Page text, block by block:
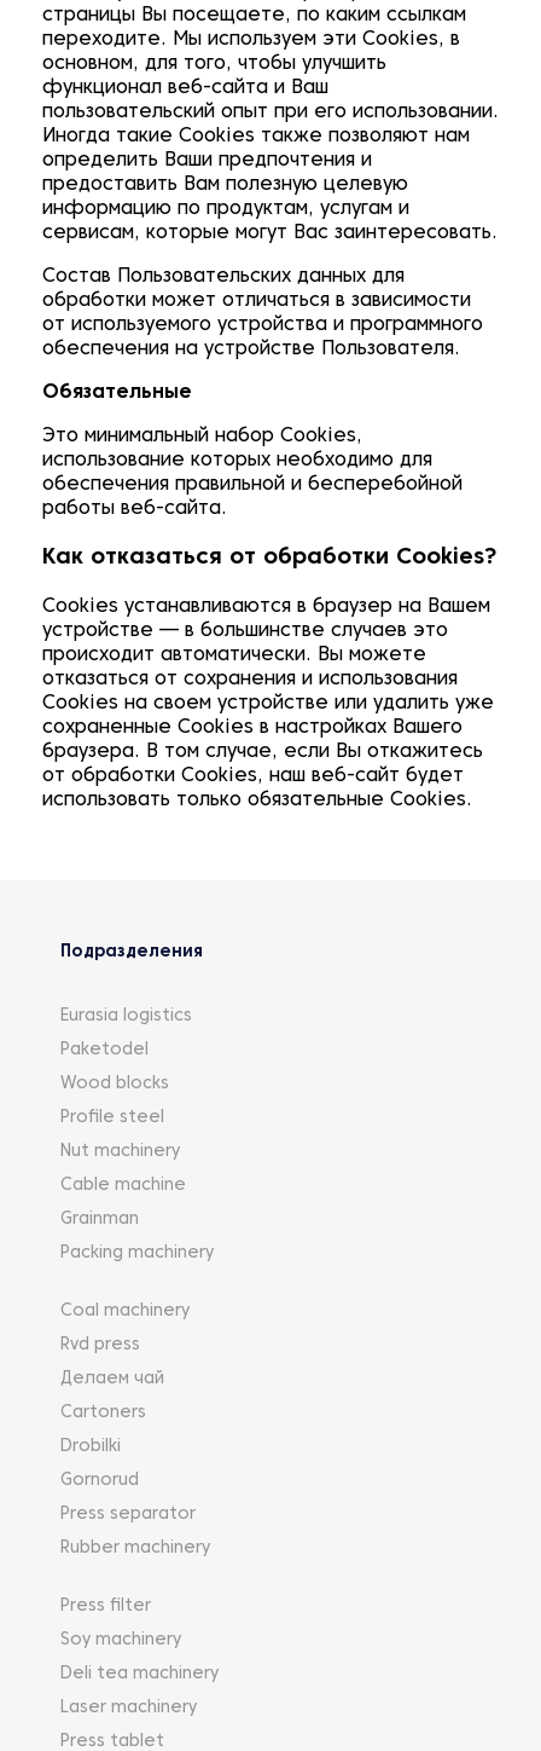
страницы Вы посещаете, по каким ссылкам
переходите. Мы используем эти Cookies, в
основном, для того, чтобы улучшить
функционал веб-сайта и Ваш
пользовательский опыт при его использовании.
Иногда такие Cookies также позволяют нам
определить Ваши предпочтения и
предоставить Вам полезную целевую
информацию по продуктам, услугам и
сервисам, которые могут Вас заинтересовать.
Состав Пользовательских данных для
обработки может отличаться в зависимости
от используемого устройства и программного
обеспечения на устройстве Пользователя.
Обязательные
Это минимальный набор Cookies,
использование которых необходимо для
обеспечения правильной и бесперебойной
работы веб-сайта.
Как отказаться от обработки Cookies?
Cookies устанавливаются в браузер на Вашем
устройстве — в большинстве случаев это
происходит автоматически. Вы можете
отказаться от сохранения и использования
Cookies на своем устройстве или удалить уже
сохраненные Cookies в настройках Вашего
браузера. В том случае, если Вы откажитесь
от обработки Cookies, наш веб-сайт будет
использовать только обязательные Cookies.
Подразделения
Eurasia logistics
Paketodel
Wood blocks
Profile steel
Nut machinery
Cable machine
Grainman
Packing machinery
Coal machinery
Rvd press
Делаем чай
Cartoners
Drobilki
Gornorud
Press separator
Rubber machinery
Press filter
Soy machinery
Deli tea machinery
Laser machinery
Press tablet